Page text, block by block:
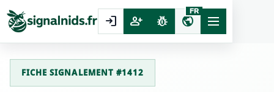
login person_add pest_control public
FR
FICHE SIGNALEMENT #1412